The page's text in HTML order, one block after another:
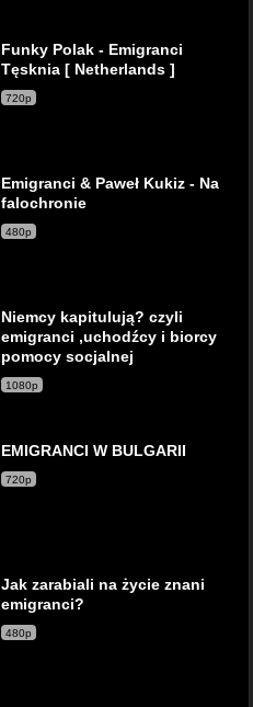
Funky Polak - Emigranci
Tęsknia [ Netherlands ]
720p
Emigranci & Paweł Kukiz - Na
falochronie
480p
Niemcy kapitulują? czyli
emigranci ,uchodźcy i biorcy
pomocy socjalnej
1080p
EMIGRANCI W BULGARII
720p
Jak zarabiali na życie znani
emigranci?
480p